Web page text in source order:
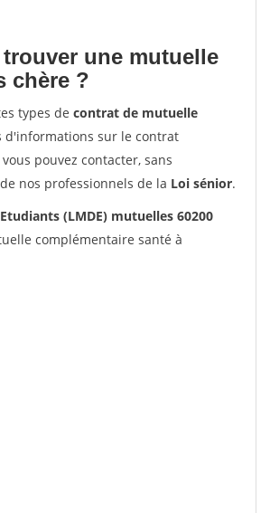
une mutuelle
chère ?
types de contrat de mutuelle
d'informations sur le contrat
vous pouvez contacter, sans
nos professionnels de la Loi sénior.
(LMDE) mutuelles 60200
complémentaire santé à